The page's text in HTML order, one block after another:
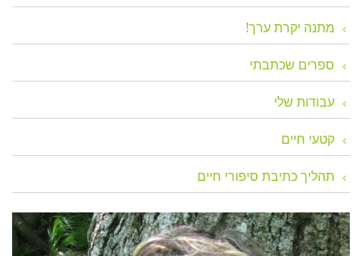
מתנה יקרת ערך!
ספרים שכתבתי
עבודות שלי
קטעי חיים
תהליך כתיבת סיפורי חיים